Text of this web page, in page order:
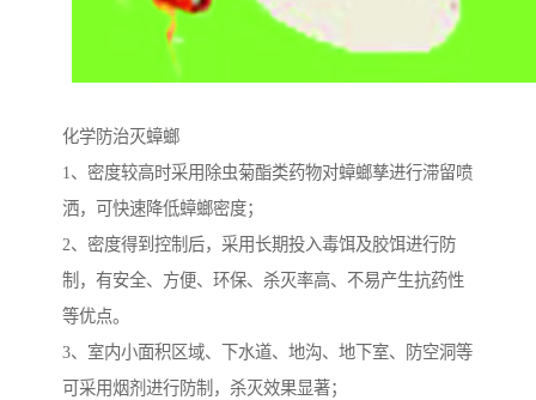
化学防治灭蟑螂
1、密度较高时采用除虫菊酯类药物对蟑螂孳进行滞留喷
洒，可快速降低蟑螂密度；
2、密度得到控制后，采用长期投入毒饵及胶饵进行防
制，有安全、方便、环保、杀灭率高、不易产生抗药性
等优点。
3、室内小面积区域、下水道、地沟、地下室、防空洞等
可采用烟剂进行防制，杀灭效果显著；